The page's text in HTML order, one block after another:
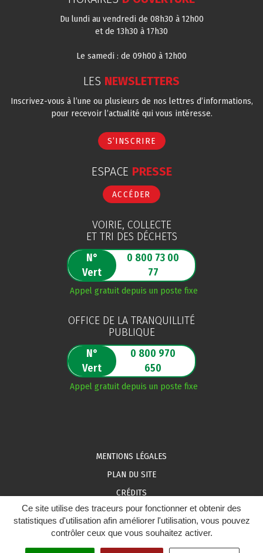
Ce site utilise des traceurs pour fonctionner et obtenir des
statistiques d'utilisation afin améliorer l'utilisation, vous pouvez
contrôler ceux que vous souhaitez activer.
Du lundi au vendredi de 08h30 à 12h00
et de 13h30 à 17h30
Le samedi : de 09h00 à 12h00
LES NEWSLETTERS
Inscrivez-vous à l’une ou plusieurs de nos lettres d’informations,
pour recevoir l’actualité qui vous intéresse.
S’INSCRIRE
ESPACE PRESSE
ACCÉDER
VOIRIE, COLLECTE
ET TRI DES DÉCHETS
N°
Vert
0 800 73 00
77
Appel gratuit depuis un poste fixe
OFFICE DE LA TRANQUILLITÉ
PUBLIQUE
N°
Vert
0 800 970
650
Appel gratuit depuis un poste fixe
MENTIONS LÉGALES
PLAN DU SITE
CRÉDITS
ACCESSIBILITÉ DU SITE : PARTIELLEMENT CONFORME